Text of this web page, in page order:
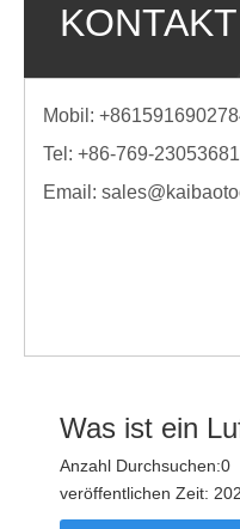
Mobil:
Tel: +86-769-23053681
Email:
Was ist ein
Anzahl Durchsuchen:0
veröffentlichen Zeit: